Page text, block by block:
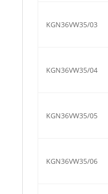
KGN36VW35/03
KGN36VW35/04
KGN36VW35/05
KGN36VW35/06